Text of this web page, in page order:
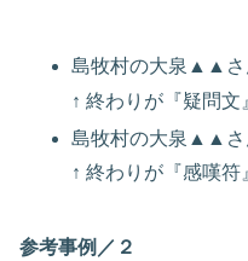
島牧村の大泉▲▲さ
↑ 終わりが『疑問
島牧村の大泉▲▲さ
↑ 終わりが『感嘆
参考事例／２